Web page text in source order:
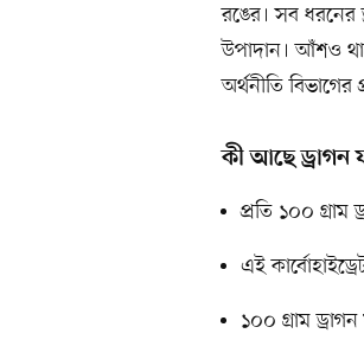
রঙের। সব ধরনের
উপাদান। আঁশও
অর্থনীতি বিভাগের
কী আছে ড্রাগন
প্রতি ১০০ গ্রাম
এই
১০০ গ্রাম